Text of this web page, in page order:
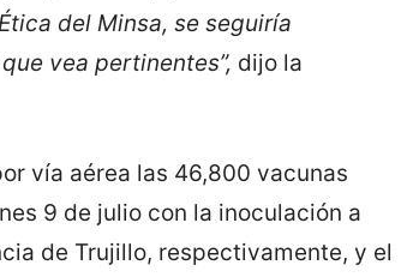
del Minsa, se seguiría
vea pertinentes”, dijo la
vía aérea las 46,800 vacunas
9 de julio con la inoculación a
de Trujillo, respectivamente, y el